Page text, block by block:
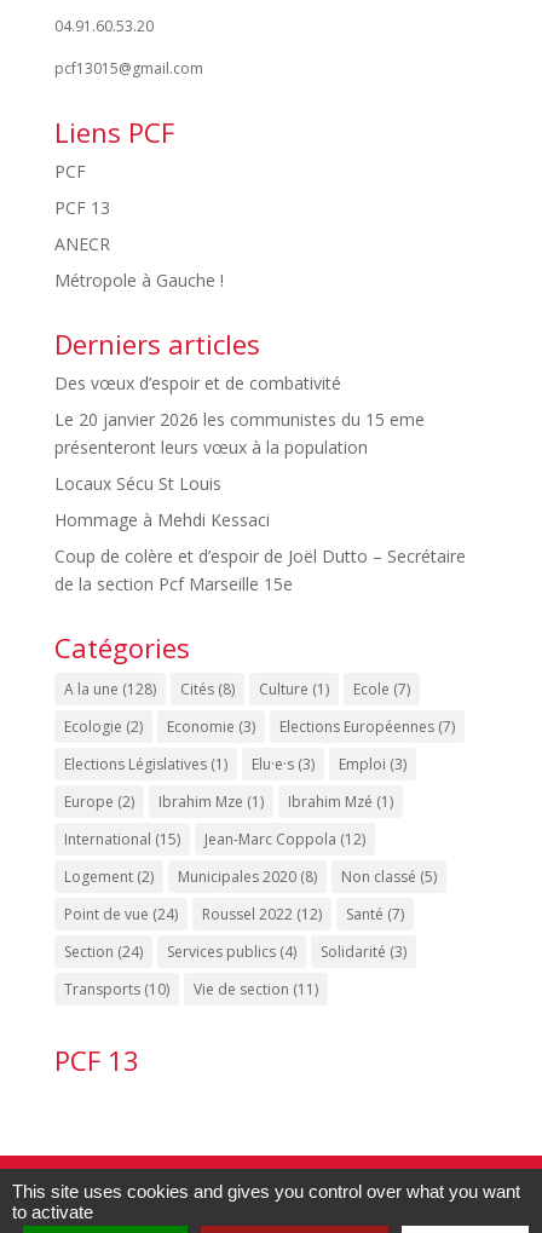
04.91.60.53.20
pcf13015@gmail.com
Liens PCF
PCF
PCF 13
ANECR
Métropole à Gauche !
Derniers articles
Des vœux d’espoir et de combativité
Le 20 janvier 2026 les communistes du 15 eme
présenteront leurs vœux à la population
Locaux Sécu St Louis
Hommage à Mehdi Kessaci
Coup de colère et d’espoir de Joël Dutto – Secrétaire
de la section Pcf Marseille 15e
Catégories
A la une (128) Cités(8) Culture (1) Ecole (7)
Ecologie (2) Economie (3) Elections Européennes(7)
Elections Législatives(1) Elu·e·s(3) Emploi (3)
Europe (2) Ibrahim Mze (1) Ibrahim Mzé (1)
International (15) Jean-Marc Coppola (12)
Logement(2) Municipales 2020(8) Non classé (5)
Point de vue (24) Roussel 2022(12) Santé (7)
Section (24) Services publics(4) Solidarité (3)
Transports(10) Vie de section (11)
PCF 13
Contact PCF Marseille 15 :04.91.60.53.20-
This site uses cookies and gives you control over what you want
to activate